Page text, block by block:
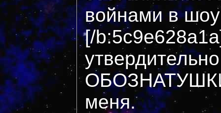
войнами в
[/
меня.